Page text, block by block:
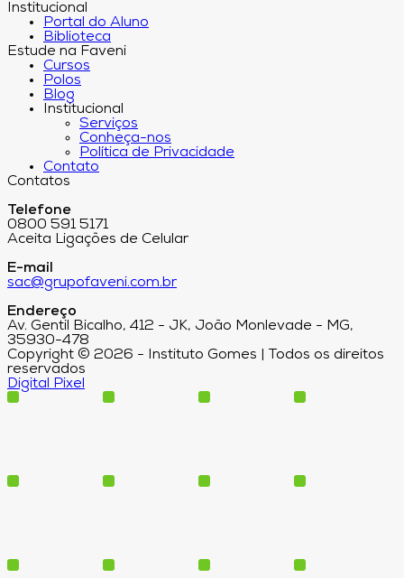
Institucional
Portal do Aluno
Biblioteca
Estude na Faveni
Cursos
Polos
Blog
Institucional
Serviços
Conheça-nos
Política de Privacidade
Contato
Contatos
Telefone
0800 591 5171
Aceita Ligações de Celular
E-mail
sac@grupofaveni.com.br
Endereço
Av. Gentil Bicalho, 412 - JK, João Monlevade - MG,
35930-478
Copyright © 2026 - Instituto Gomes | Todos os direitos
reservados
Digital Pixel